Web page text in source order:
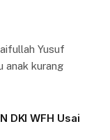
Yusuf
anak kurang
DKI WFH Usai